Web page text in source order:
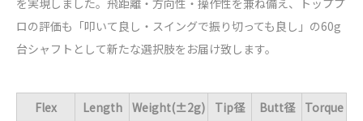
ロの評価も「叩いて良し・スイングで振り切っても良し」の60g
台シャフトとして新たな選択肢をお届け致します。
Flex Length Weight(±2g) Tip径 Butt径
Torque